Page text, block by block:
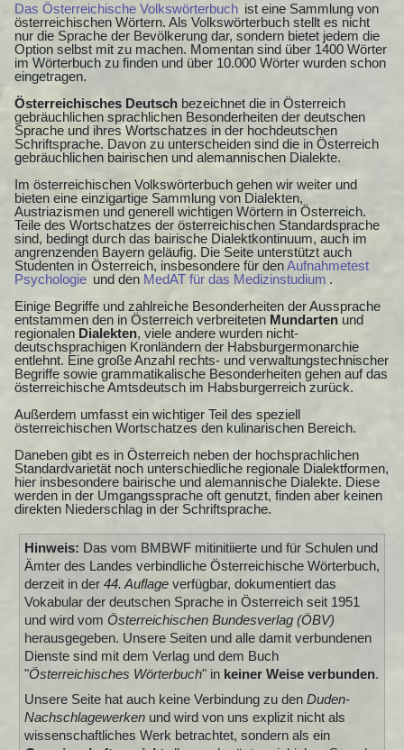
Das Österreichische Volkswörterbuch ist eine Sammlung von
österreichischen Wörtern. Als Volkswörterbuch stellt es nicht
nur die Sprache der Bevölkerung dar, sondern bietet jedem die
Option selbst mit zu machen. Momentan sind über 1400 Wörter
im Wörterbuch zu finden und über 10.000 Wörter wurden schon
eingetragen.
Österreichisches Deutsch bezeichnet die in Österreich
gebräuchlichen sprachlichen Besonderheiten der deutschen
Sprache und ihres Wortschatzes in der hochdeutschen
Schriftsprache. Davon zu unterscheiden sind die in Österreich
gebräuchlichen bairischen und alemannischen Dialekte.
Im österreichischen Volkswörterbuch gehen wir weiter und
bieten eine einzigartige Sammlung von Dialekten,
Austriazismen und generell wichtigen Wörtern in Österreich.
Teile des Wortschatzes der österreichischen Standardsprache
sind, bedingt durch das bairische Dialektkontinuum, auch im
angrenzenden Bayern geläufig. Die Seite unterstützt auch
Studenten in Österreich, insbesondere für denAufnahmetest
Psychologie und den MedAT für das Medizinstudium .
Einige Begriffe und zahlreiche Besonderheiten der Aussprache
entstammen den in Österreich verbreiteten Mundarten und
regionalen Dialekten, viele andere wurden nicht-
deutschsprachigen Kronländern der Habsburgermonarchie
entlehnt. Eine große Anzahl rechts- und verwaltungstechnischer
Begriffe sowie grammatikalische Besonderheiten gehen auf das
österreichische Amtsdeutsch im Habsburgerreich zurück.
Außerdem umfasst ein wichtiger Teil des speziell
österreichischen Wortschatzes den kulinarischen Bereich.
Daneben gibt es in Österreich neben der hochsprachlichen
Standardvarietät noch unterschiedliche regionale Dialektformen,
hier insbesondere bairische und alemannische Dialekte. Diese
werden in der Umgangssprache oft genutzt, finden aber keinen
direkten Niederschlag in der Schriftsprache.
Hinweis: Das vom BMBWF mitinitiierte und für Schulen und
Ämter des Landes verbindliche Österreichische Wörterbuch,
derzeit in der 44. Auflageverfügbar, dokumentiert das
Vokabular der deutschen Sprache in Österreich seit 1951
und wird vom Österreichischen Bundesverlag (ÖBV)
herausgegeben. Unsere Seiten und alle damit verbundenen
Dienste sind mit dem Verlag und dem Buch
"Österreichisches Wörterbuch" in keiner Weise verbunden.
Unsere Seite hat auch keine Verbindung zu den Duden-
Nachschlagewerkenund wird von uns explizit nicht als
wissenschaftliches Werk betrachtet, sondern als ein